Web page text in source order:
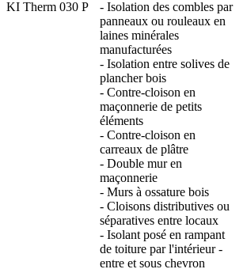
KI Therm 030 P
- Isolation des combles par
panneaux ou rouleaux en
laines minérales
manufacturées
- Isolation entre solives de
plancher bois
- Contre-cloison en
maçonnerie de petits
éléments
- Contre-cloison en
carreaux de plâtre
- Double mur en
maçonnerie
- Murs à ossature bois
- Cloisons distributives ou
séparatives entre locaux
- Isolant posé en rampant
de toiture par l'intérieur -
entre et sous chevron